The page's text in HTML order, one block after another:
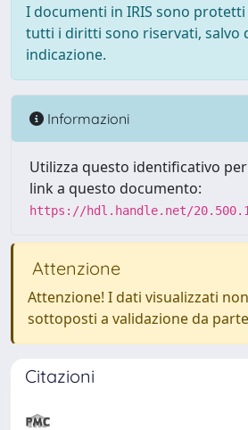
I documenti in IRIS sono
tutti i diritti sono riservati, salvo
indicazione.
Informazioni
Utilizza questo identificativo
link a questo documento:
https://hdl.handle.net/
Attenzione
Attenzione! I dati visualizzati
sottoposti a validazione da
Citazioni